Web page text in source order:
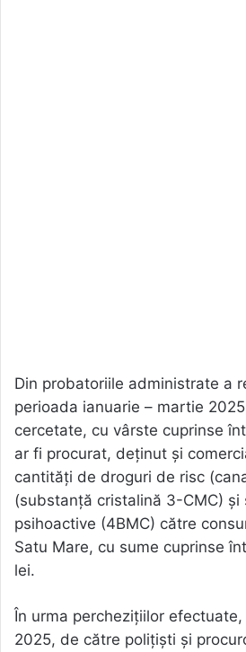
Din probatoriile administrate a
perioada ianuarie – martie
cercetate, cu vârste cuprinse
ar fi procurat, deținut și
cantități de droguri de risc
(substanță cristalină 3-CMC) și
psihoactive (4BMC) către
Satu Mare, cu sume cuprinse
lei.
În urma perchezițiilor
2025, de către polițiști și